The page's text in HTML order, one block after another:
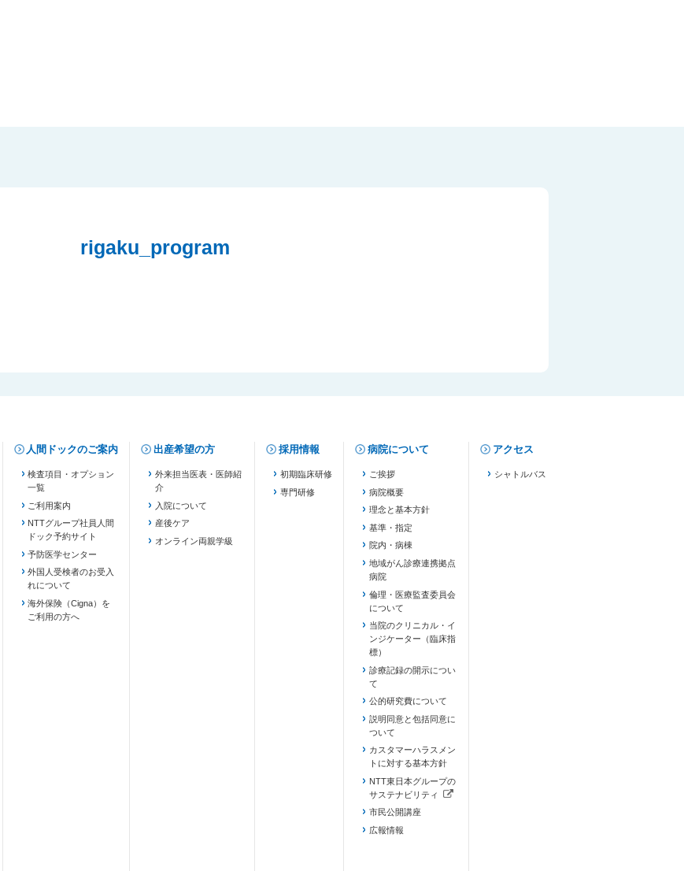
rigaku_program
人間ドックのご案内
検査項目・オプション
一覧
ご利用案内
NTTグループ社員人間
ドック予約サイト
予防医学センター
外国人受検者のお受入
れについて
海外保険（Cigna）を
ご利用の方へ
出産希望の方
外来担当医表・医師紹
介
入院について
産後ケア
オンライン両親学級
採用情報
初期臨床研修
専門研修
病院について
ご挨拶
病院概要
理念と基本方針
基準・指定
院内・病棟
地域がん診療連携拠点
病院
倫理・医療監査委員会
について
当院のクリニカル・イ
ンジケーター（臨床指
標）
診療記録の開示につい
て
公的研究費について
説明同意と包括同意に
ついて
カスタマーハラスメン
トに対する基本方針
NTT東日本グループの
サステナビリティ
（新しいタブで開きます）
市民公開講座
広報情報
アクセス
シャトルバス